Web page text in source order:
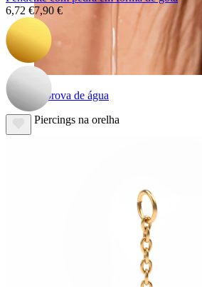
À prova de água
Piercings na orelha
6,72 €7,90 €